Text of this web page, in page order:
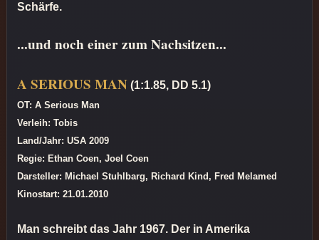
Schärfe.
...und noch einer zum Nachsitzen...
A SERIOUS MAN (1:1.85, DD 5.1)
OT: A Serious Man
Verleih: Tobis
Land/Jahr: USA 2009
Regie: Ethan Coen, Joel Coen
Darsteller: Michael Stuhlbarg, Richard Kind, Fred Melamed
Kinostart: 21.01.2010
Man schreibt das Jahr 1967. Der in Amerika